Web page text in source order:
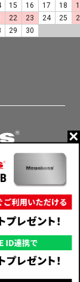
15 16 17 18
22 23 24 25
29 30
に基づく表示
対応